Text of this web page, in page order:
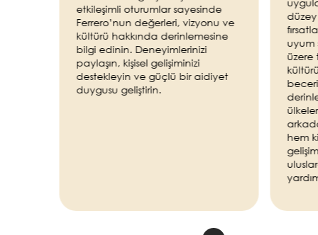
etkileşimli oturumlar sayesinde
Ferrero’nun değerleri, vizyonu ve
kültürü hakkında derinlemesine
bilgi edinin. Deneyimlerinizi
paylaşın, kişisel gelişiminizi
destekleyin ve güçlü bir aidiyet
duygusu geliştirin.
uyum
üzere
hem